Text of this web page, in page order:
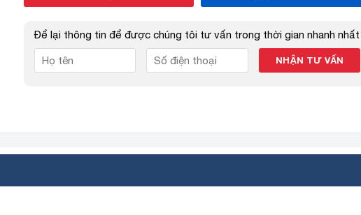
Để lại thông tin để được chúng tôi tư vấn trong thời gian nhanh nhất